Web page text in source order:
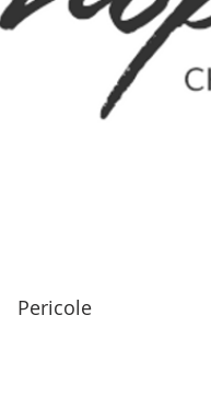
Pericole